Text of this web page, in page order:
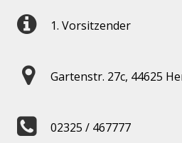
1. Vorsitzender
Gartenstr. 27c, 44625
02325 / 467777